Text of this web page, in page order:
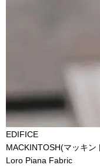
EDIFICE
MACKINTOSH(マッキ
Loro Piana Fabric